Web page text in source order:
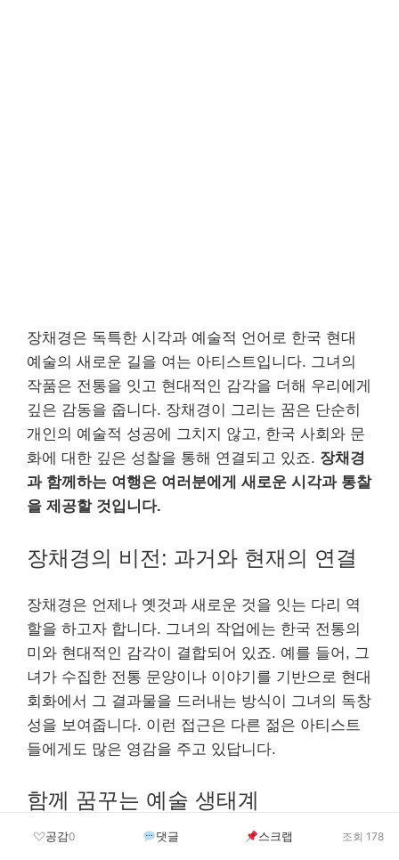
장채경은 독특한 시각과 예술적 언어로 한국 현대
예술의 새로운 길을 여는 아티스트입니다. 그녀의
작품은 전통을 잇고 현대적인 감각을 더해 우리에게
깊은 감동을 줍니다. 장채경이 그리는 꿈은 단순히
개인의 예술적 성공에 그치지 않고, 한국 사회와 문
화에 대한 깊은 성찰을 통해 연결되고 있죠. 장채경
과 함께하는 여행은 여러분에게 새로운 시각과 통찰
을 제공할 것입니다.
장채경의 비전: 과거와 현재의 연결
장채경은 언제나 옛것과 새로운 것을 잇는 다리 역
할을 하고자 합니다. 그녀의 작업에는 한국 전통의
미와 현대적인 감각이 결합되어 있죠. 예를 들어, 그
녀가 수집한 전통 문양이나 이야기를 기반으로 현대
회화에서 그 결과물을 드러내는 방식이 그녀의 독창
성을 보여줍니다. 이런 접근은 다른 젊은 아티스트
들에게도 많은 영감을 주고 있답니다.
함께 꿈꾸는 예술 생태계
장채경은 더 많은 사람과 예술을 나누고 싶어 해요.
공감0 댓글 스크랩 조회 178